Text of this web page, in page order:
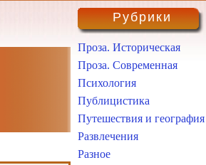
Рубрики
Проза. Историческая
Проза. Современная
Психология
Публицистика
Путешествия и география
Развлечения
Разное